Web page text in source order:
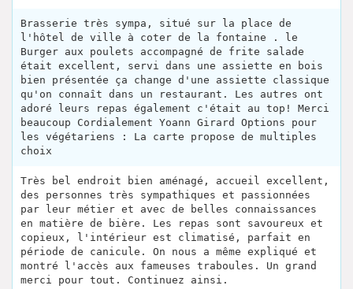
Brasserie très sympa, situé sur la place de
l'hôtel de ville à coter de la fontaine . le
Burger aux poulets accompagné de frite salade
était excellent, servi dans une assiette en bois
bien présentée ça change d'une assiette classique
qu'on connaît dans un restaurant. Les autres ont
adoré leurs repas également c'était au top! Merci
beaucoup Cordialement Yoann Girard Options pour
les végétariens : La carte propose de multiples
choix
Très bel endroit bien aménagé, accueil excellent,
des personnes très sympathiques et passionnées
par leur métier et avec de belles connaissances
en matière de bière. Les repas sont savoureux et
copieux, l'intérieur est climatisé, parfait en
période de canicule. On nous a même expliqué et
montré l'accès aux fameuses traboules. Un grand
merci pour tout. Continuez ainsi.